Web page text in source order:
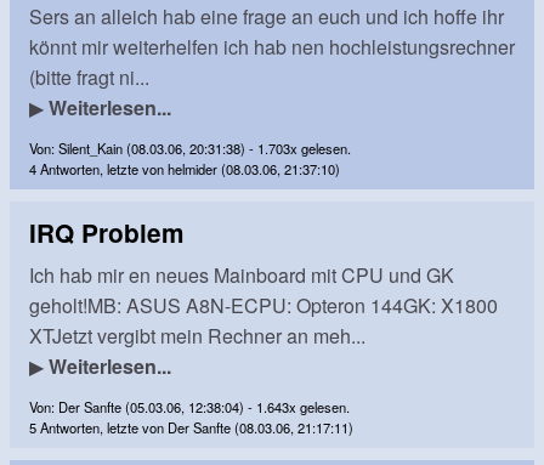
Sers an alleich hab eine frage an euch und ich hoffe ihr
könnt mir weiterhelfen ich hab nen hochleistungsrechner
(bitte fragt ni...
▶Weiterlesen...
Von: Silent_Kain (08.03.06, 20:31:38) - 1.703x gelesen.
4 Antworten, letzte von helmider (08.03.06, 21:37:10)
IRQ Problem
Ich hab mir en neues Mainboard mit CPU und GK
geholt!MB: ASUS A8N-ECPU: Opteron 144GK: X1800
XTJetzt vergibt mein Rechner an meh...
▶Weiterlesen...
Von: Der Sanfte (05.03.06, 12:38:04) - 1.643x gelesen.
5 Antworten, letzte von Der Sanfte (08.03.06, 21:17:11)